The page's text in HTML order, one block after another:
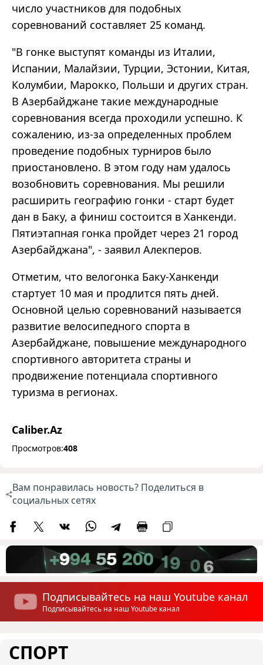
число участников для подобных
соревнований составляет 25 команд.
"В гонке выступят команды из Италии,
Испании, Малайзии, Турции, Эстонии, Китая,
Колумбии, Марокко, Польши и других стран.
В Азербайджане такие международные
соревнования всегда проходили успешно. К
сожалению, из-за определенных проблем
проведение подобных турниров было
приостановлено. В этом году нам удалось
возобновить соревнования. Мы решили
расширить географию гонки - старт будет
дан в Баку, а финиш состоится в Ханкенди.
Пятиэтапная гонка пройдет через 21 город
Азербайджана", - заявил Алекперов.
Отметим, что велогонка Баку-Ханкенди
стартует 10 мая и продлится пять дней.
Основной целью соревнований называется
развитие велосипедного спорта в
Азербайджане, повышение международного
спортивного авторитета страны и
продвижение потенциала спортивного
туризма в регионах.
Caliber.Az
Просмотров:408
Вам понравилась новость? Поделиться в
социальных сетях
Подписывайтесь на наш Youtube канал
Подписывайтесь на наш Youtube канал
СПОРТ